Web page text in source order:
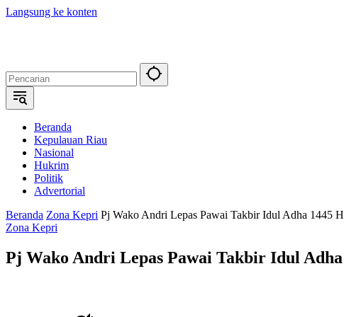
Langsung ke konten
Beranda
Kepulauan Riau
Nasional
Hukrim
Politik
Advertorial
Beranda Zona Kepri Pj Wako Andri Lepas Pawai Takbir Idul Adha 1445
Zona Kepri
Pj Wako Andri Lepas Pawai Takbir Idul